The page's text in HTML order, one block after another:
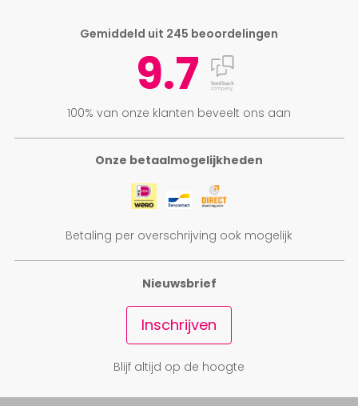
Onze betaalmogelijkheden
Betaling per overschrijving ook mogelijk
Gemiddeld uit 245 beoordelingen
9.7
100% van onze klanten beveelt ons aan
Nieuwsbrief
Inschrijven
Blijf altijd op de hoogte